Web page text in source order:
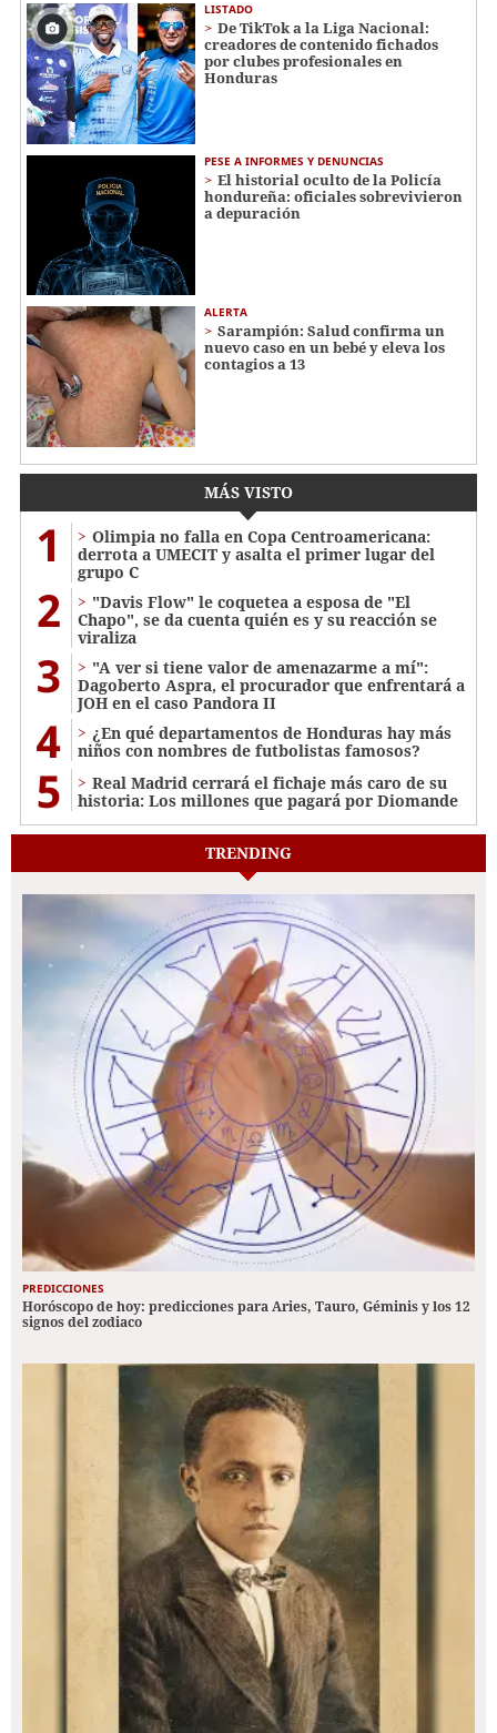
LISTADO
De TikTok a la Liga Nacional:
creadores de contenido fichados
por clubes profesionales en
Honduras
PESE A INFORMES Y DENUNCIAS
El historial oculto de la Policía
hondureña: oficiales sobrevivieron
a depuración
ALERTA
Sarampión: Salud confirma un
nuevo caso en un bebé y eleva los
contagios a 13
MÁS VISTO
1
Olimpia no falla en Copa Centroamericana:
derrota a UMECIT y asalta el primer lugar del
grupo C
2
"Davis Flow" le coquetea a esposa de "El
Chapo", se da cuenta quién es y su reacción se
viraliza
3
"A ver si tiene valor de amenazarme a mí":
Dagoberto Aspra, el procurador que enfrentará a
JOH en el caso Pandora II
4
¿En qué departamentos de Honduras hay más
niños con nombres de futbolistas famosos?
5
Real Madrid cerrará el fichaje más caro de su
historia: Los millones que pagará por Diomande
TRENDING
PREDICCIONES
Horóscopo de hoy: predicciones para Aries, Tauro, Géminis y los 12
signos del zodiaco